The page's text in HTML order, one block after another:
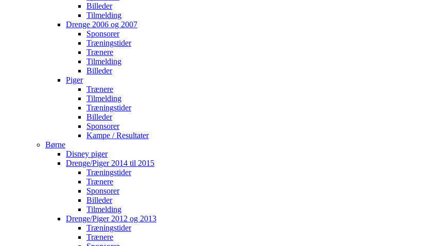
Billeder
Tilmelding
Drenge 2006 og 2007
Sponsorer
Træningstider
Trænere
Tilmelding
Billeder
Piger
Trænere
Tilmelding
Træningstider
Billeder
Sponsorer
Kampe / Resultater
Børne
Disney piger
Drenge/Piger 2014 til 2015
Træningstider
Trænere
Sponsorer
Billeder
Tilmelding
Drenge/Piger 2012 og 2013
Træningstider
Trænere